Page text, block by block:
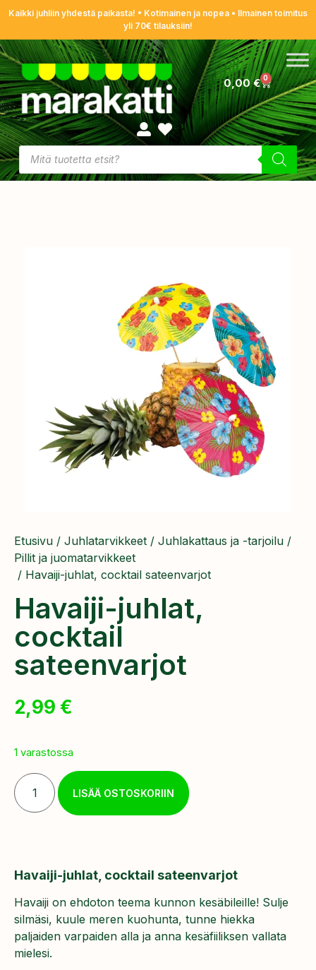
Kaikki juhliin yhdestä paikasta! • Kotimainen ja nopea • Ilmainen toimitus
yli 70€ tilauksiin!
0,00€ 0
Etusivu / Juhlatarvikkeet / Juhlakattaus ja -tarjoilu /
Pillit ja juomatarvikkeet
/ Havaiji-juhlat, cocktail sateenvarjot
Havaiji-juhlat,
cocktail
sateenvarjot
2,99 €
1 varastossa
LISÄÄ OSTOSKORIIN
Havaiji-juhlat, cocktail sateenvarjot
Havaiji on ehdoton teema kunnon kesäbileille! Sulje
silmäsi, kuule meren kuohunta, tunne hiekka
paljaiden varpaiden alla ja anna kesäfiiliksen vallata
mielesi.